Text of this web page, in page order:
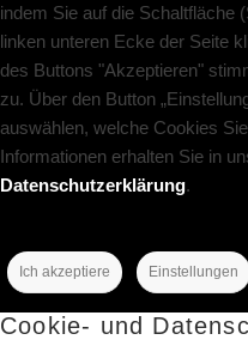
indem Sie auf die Schaltfläche
linken unteren Ecke der Seite
des Buttons "Akzeptieren"
zu. Über den Button
auswählen, welche Cookies
Informationen erhalten Sie in
Datenschutzerklärung.
Ich akzeptiere Einstellungen
Cookie- und